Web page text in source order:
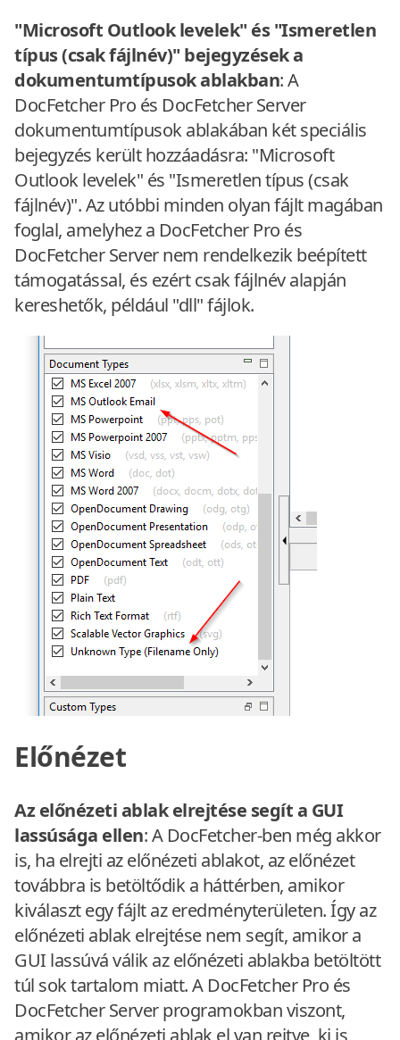
"Microsoft Outlook levelek" és "Ismeretlen
típus (csak fájlnév)" bejegyzések a
dokumentumtípusok ablakban: A
DocFetcher Pro és DocFetcher Server
dokumentumtípusok ablakában két speciális
bejegyzés került hozzáadásra: "Microsoft
Outlook levelek" és "Ismeretlen típus (csak
fájlnév)". Az utóbbi minden olyan fájlt magában
foglal, amelyhez a DocFetcher Pro és
DocFetcher Server nem rendelkezik beépített
támogatással, és ezért csak fájlnév alapján
kereshetők, például "dll" fájlok.
Előnézet
Az előnézeti ablak elrejtése segít a GUI
lassúsága ellen: A DocFetcher-ben még akkor
is, ha elrejti az előnézeti ablakot, az előnézet
továbbra is betöltődik a háttérben, amikor
kiválaszt egy fájlt az eredményterületen. Így az
előnézeti ablak elrejtése nem segít, amikor a
GUI lassúvá válik az előnézeti ablakba betöltött
túl sok tartalom miatt. A DocFetcher Pro és
DocFetcher Server programokban viszont,